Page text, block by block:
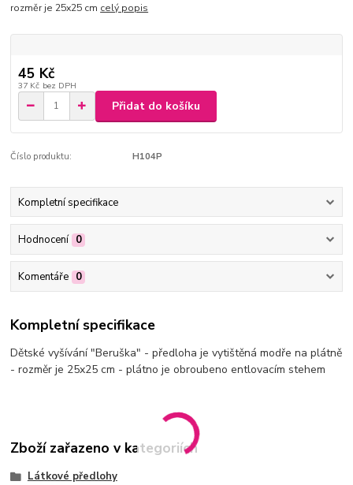
rozměr je 25x25 cm celý popis
45 Kč
37 Kč bez DPH
Přidat do košíku
Číslo produktu: H104P
Kompletní specifikace
Hodnocení 0
Komentáře 0
Kompletní specifikace
Dětské vyšívání "Beruška" - předloha je vytištěná modře na plátně
- rozměr je 25x25 cm - plátno je obroubeno entlovacím stehem
Zboží zařazeno v kategoriích
Látkové předlohy